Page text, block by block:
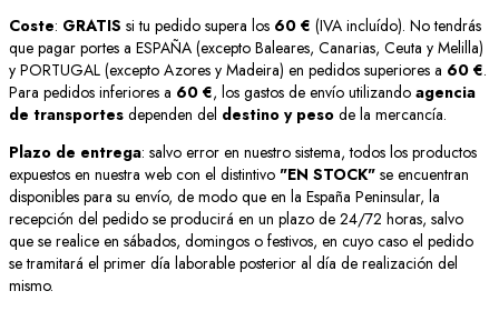
Coste: GRATIS si tu pedido supera los 60 € (IVA incluído). No tendrás
que pagar portes a ESPAÑA (excepto Baleares, Canarias, Ceuta y Melilla)
y PORTUGAL (excepto Azores y Madeira) en pedidos superiores a 60 €.
Para pedidos inferiores a 60 €, los gastos de envío utilizando agencia
de transportes dependen del destino y peso de la mercancía.
Plazo de entrega: salvo error en nuestro sistema, todos los productos
expuestos en nuestra web con el distintivo "EN STOCK" se encuentran
disponibles para su envío, de modo que en la España Peninsular, la
recepción del pedido se producirá en un plazo de 24/72 horas, salvo
que se realice en sábados, domingos o festivos, en cuyo caso el pedido
se tramitará el primer día laborable posterior al día de realización del
mismo.